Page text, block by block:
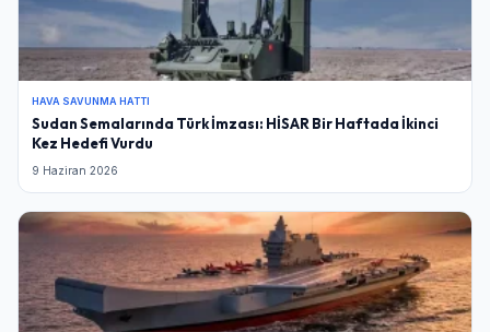
HAVA SAVUNMA HATTI
Sudan Semalarında Türk İmzası: HİSAR Bir Haftada İkinci
Kez Hedefi Vurdu
9 Haziran 2026